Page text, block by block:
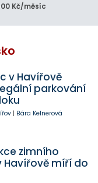
Kč/měsíc
v Havířově
parkování
| Bára Kelnerová
zimního
Havířově míří do